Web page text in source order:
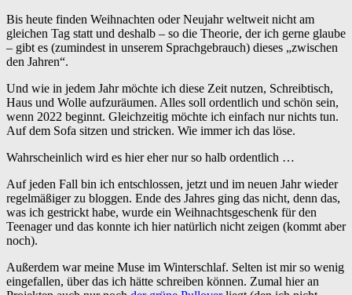
Bis heute finden Weihnachten oder Neujahr weltweit nicht am
gleichen Tag statt und deshalb – so die Theorie, der ich gerne glaube
– gibt es (zumindest in unserem Sprachgebrauch) dieses „zwischen
den Jahren“.
Und wie in jedem Jahr möchte ich diese Zeit nutzen, Schreibtisch,
Haus und Wolle aufzuräumen. Alles soll ordentlich und schön sein,
wenn 2022 beginnt. Gleichzeitig möchte ich einfach nur nichts tun.
Auf dem Sofa sitzen und stricken. Wie immer ich das löse.
Wahrscheinlich wird es hier eher nur so halb ordentlich …
Auf jeden Fall bin ich entschlossen, jetzt und im neuen Jahr wieder
regelmäßiger zu bloggen. Ende des Jahres ging das nicht, denn das,
was ich gestrickt habe, wurde ein Weihnachtsgeschenk für den
Teenager und das konnte ich hier natürlich nicht zeigen (kommt aber
noch).
Außerdem war meine Muse im Winterschlaf. Selten ist mir so wenig
eingefallen, über das ich hätte schreiben können. Zumal hier an